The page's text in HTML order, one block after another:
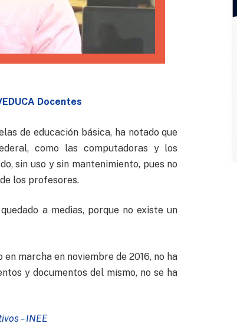
Docentes
de educación básica, ha notado que
como las computadoras y los
sin uso y sin mantenimiento, pues no
los profesores.
a medias, porque no existe un
marcha en noviembre de 2016, no ha
y documentos del mismo, no se ha
– INEE